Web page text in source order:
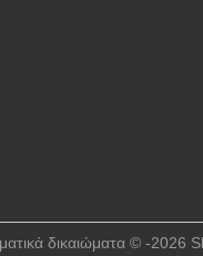
δικαιώματα © -